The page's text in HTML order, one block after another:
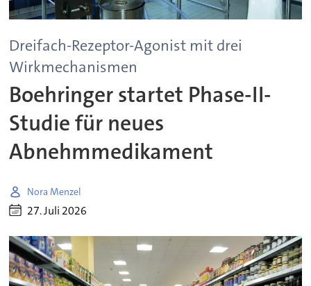
Dreifach-Rezeptor-Agonist mit drei
Wirkmechanismen
Boehringer startet Phase-II-
Studie für neues
Abnehmmedikament
Nora Menzel
27. Juli 2026